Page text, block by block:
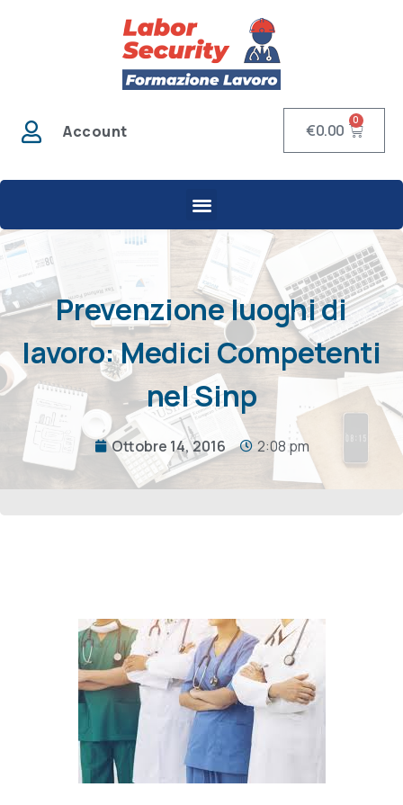
Account €0.00
0
Prevenzione luoghi di
lavoro: Medici Competenti
nel Sinp
Ottobre 14, 2016 2:08 pm